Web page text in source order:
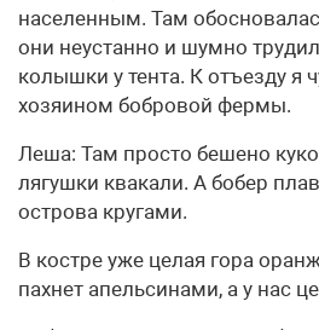
населенным. Там
они неустанно и шумно
колышки у тента. К отъезду я
хозяином бобровой фермы.
Леша: Там просто бешено
лягушки квакали. А бобер
острова кругами.
В костре уже целая гора
пахнет апельсинами, а у нас